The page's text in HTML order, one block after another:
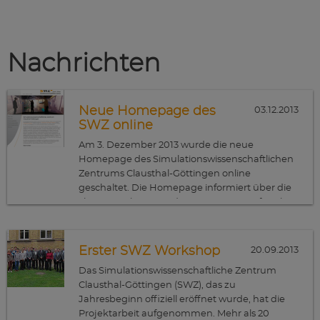
Nachrichten
03.12.2013
Neue Homepage des
SWZ online
Am 3. Dezember 2013 wurde die neue
Homepage des Simulationswissenschaftlichen
Zentrums Clausthal-Göttingen online
geschaltet. Die Homepage informiert über die
20.09.2013
Erster SWZ Workshop
Das Simulationswissenschaftliche Zentrum
Clausthal-Göttingen (SWZ), das zu
Jahresbeginn offiziell eröffnet wurde, hat die
Projektarbeit aufgenommen. Mehr als 20